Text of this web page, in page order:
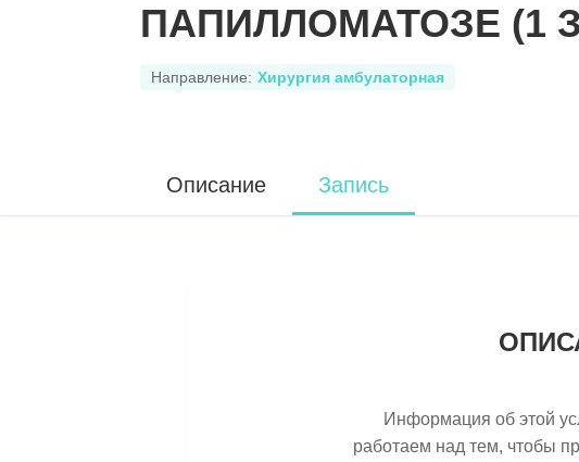
ПАПИЛЛОМАТОЗЕ (1
Направление: Хирургия амбулаторная
Описание Запись
Информация об этой
работаем над тем, чтобы